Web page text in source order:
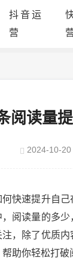
抖音运
营
阅读量
2024-10-
快速提升自
阅读量的多
，除了优质
助你轻松打破